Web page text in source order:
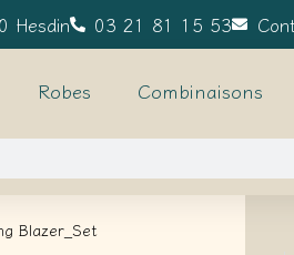
Hesdin 03 21 81 15 53
Robes Combinaisons
Blazer_Set